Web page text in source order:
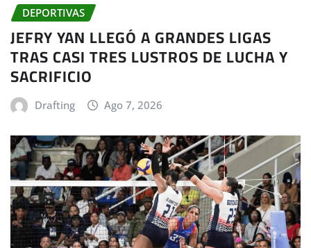
DEPORTIVAS
JEFRY YAN LLEGÓ A GRANDES LIGAS
TRAS CASI TRES LUSTROS DE LUCHA Y
SACRIFICIO
Drafting Ago 7, 2026